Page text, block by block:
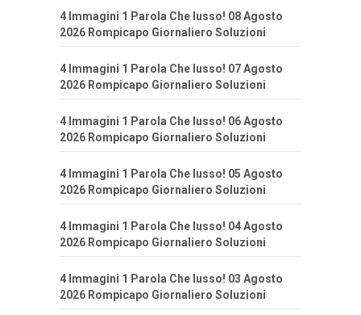
4 Immagini 1 Parola Che lusso! 08 Agosto
2026 Rompicapo Giornaliero Soluzioni
4 Immagini 1 Parola Che lusso! 07 Agosto
2026 Rompicapo Giornaliero Soluzioni
4 Immagini 1 Parola Che lusso! 06 Agosto
2026 Rompicapo Giornaliero Soluzioni
4 Immagini 1 Parola Che lusso! 05 Agosto
2026 Rompicapo Giornaliero Soluzioni
4 Immagini 1 Parola Che lusso! 04 Agosto
2026 Rompicapo Giornaliero Soluzioni
4 Immagini 1 Parola Che lusso! 03 Agosto
2026 Rompicapo Giornaliero Soluzioni